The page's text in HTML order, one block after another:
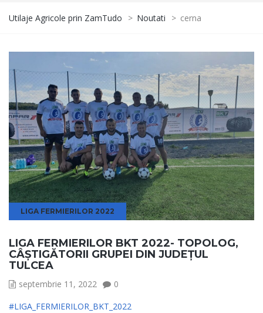
Utilaje Agricole prin ZamTudo > Noutati > cerna
LIGA FERMIERILOR 2022
LIGA FERMIERILOR BKT 2022- TOPOLOG,
CÂȘTIGĂTORII GRUPEI DIN JUDEȚUL
TULCEA
septembrie 11, 2022
0
#LIGA_FERMIERILOR_BKT_2022